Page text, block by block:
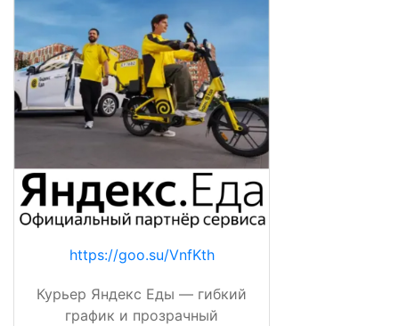
https://goo.su/VnfKth
Курьер Яндекс Еды — гибкий
график и прозрачный